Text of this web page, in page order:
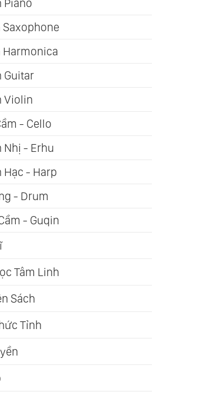
Sách nói: 03:34:39
Mẹ Teresa - Trên Cả
Moore)
Piano
Saxophone
Harmonica
Guitar
Violin
- Cello
Nhị - Erhu
Hạc - Harp
- Drum
- Guqin
Tâm Linh
Sách
Tỉnh